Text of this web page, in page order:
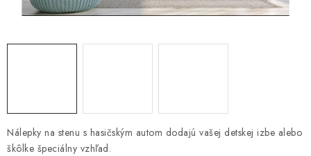
KONTAKT
Dopravné a platobné podmienky
Galéria od Zákaznikov
Nálepky na stenu s hasičským autom dodajú vašej detskej izbe alebo
škôlke špeciálny vzhľad.